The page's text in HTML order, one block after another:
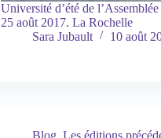
Université d’été de
25 août 2017. La Rochelle
Sara Jubault
10 août
Blog,Les éditions